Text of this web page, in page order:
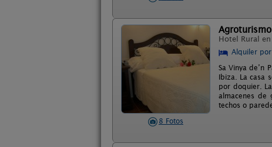
8 Fotos
Agroturismo
Hotel Rural en
Alquiler
Sa Vinya de’n
Ibiza. La casa
por doquier.
almacenes de
techos o